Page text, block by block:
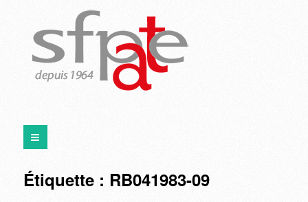
Étiquette : RB041983-09